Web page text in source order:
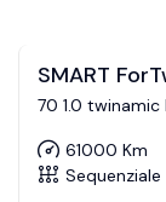
SMART
70 1.0 twinamic
61000 Km
Sequenziale